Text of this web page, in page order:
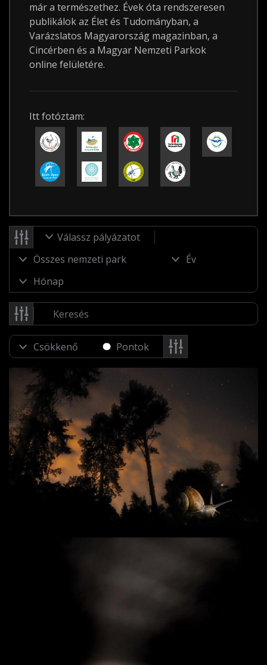
már a természethez. Évek óta rendszeresen
publikálok az Élet és Tudományban, a
Varázslatos Magyarország magazinban, a
Cincérben és a Magyar Nemzeti Parkok
online felületére.
Itt fotóztam:
Válassz pályázatot
Pontok